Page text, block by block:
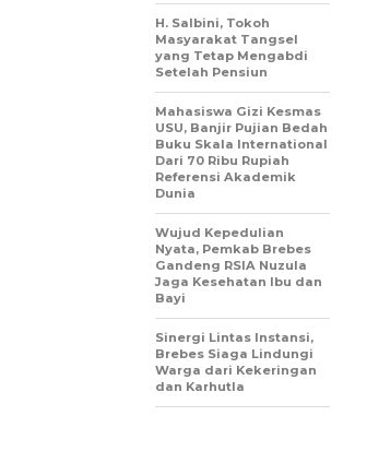
H. Salbini, Tokoh
Masyarakat Tangsel
yang Tetap Mengabdi
Setelah Pensiun
Mahasiswa Gizi Kesmas
USU, Banjir Pujian Bedah
Buku Skala International
Dari 70 Ribu Rupiah
Referensi Akademik
Dunia
Wujud Kepedulian
Nyata, Pemkab Brebes
Gandeng RSIA Nuzula
Jaga Kesehatan Ibu dan
Bayi
Sinergi Lintas Instansi,
Brebes Siaga Lindungi
Warga dari Kekeringan
dan Karhutla